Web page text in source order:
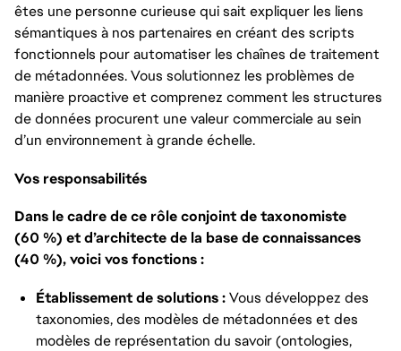
êtes une personne curieuse qui sait expliquer les liens
sémantiques à nos partenaires en créant des scripts
fonctionnels pour automatiser les chaînes de traitement
de métadonnées. Vous solutionnez les problèmes de
manière proactive et comprenez comment les structures
de données procurent une valeur commerciale au sein
d’un environnement à grande échelle.
Vos responsabilités
Dans le cadre de ce rôle conjoint de taxonomiste
(60 %) et d’architecte de la base de connaissances
(40 %), voici vos fonctions :
Établissement de solutions :Vous développez des
taxonomies, des modèles de métadonnées et des
modèles de représentation du savoir (ontologies,